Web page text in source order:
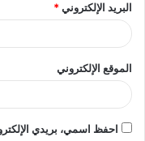
البريد الإلكتروني*
الموقع الإلكتروني
احفظ اسمي، بريدي